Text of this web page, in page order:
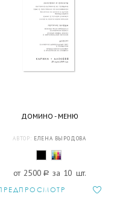
ДОМИНО - МЕНЮ
АВТОР: ЕЛЕНА ВЫРОДОВА
от 2500 a за 10 шт.